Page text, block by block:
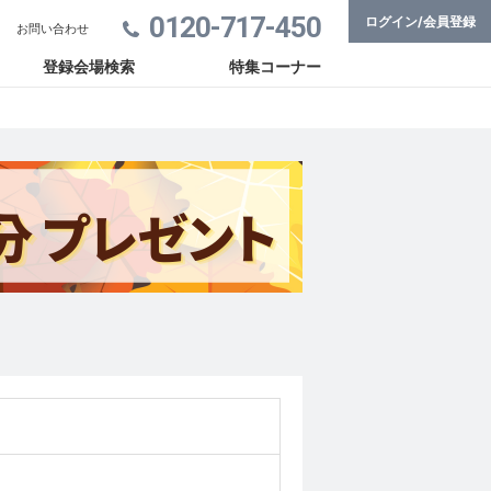
0120-717-450
登録会場検索 特集コーナー
お問い合わせ ログイン/会員登録